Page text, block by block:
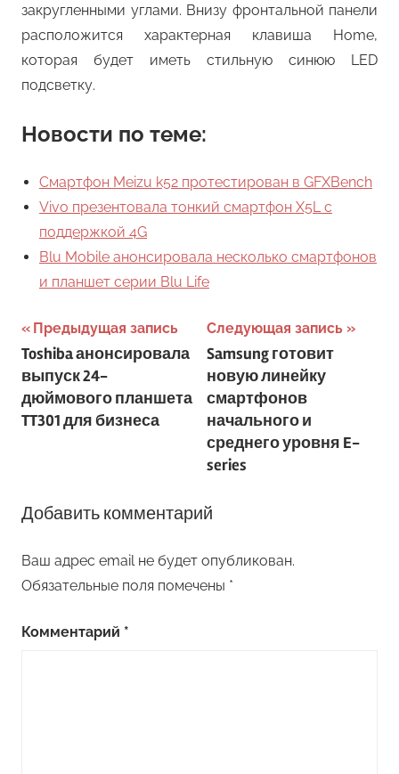
закругленными углами. Внизу фронтальной панели
расположится характерная клавиша Home,
которая будет иметь стильную синюю LED
подсветку.
Новости по теме:
Смартфон Meizu k52 протестирован в GFXBench
Vivo презентовала тонкий смартфон X5L с
поддержкой 4G
Blu Mobile анонсировала несколько смартфонов
и планшет серии Blu Life
Навигация
по
записям
Предыдущая запись
Toshiba анонсировала
выпуск 24-
дюймового планшета
TT301 для бизнеса
Следующая запись
Samsung готовит
новую линейку
смартфонов
начального и
среднего уровня E-
series
Добавить комментарий
Ваш адрес email не будет опубликован.
Обязательные поля помечены *
Комментарий *